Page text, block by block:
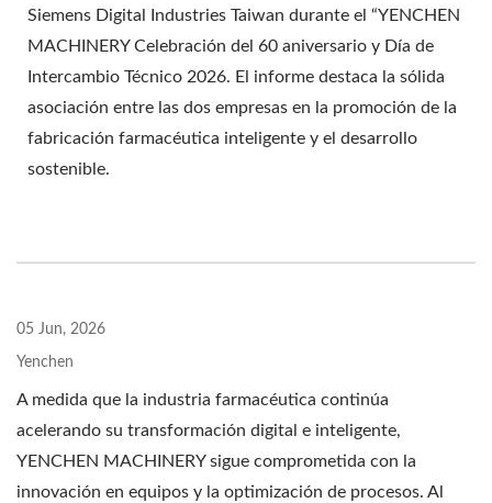
Siemens Digital Industries Taiwan durante el “YENCHEN
MACHINERY Celebración del 60 aniversario y Día de
Intercambio Técnico 2026. El informe destaca la sólida
asociación entre las dos empresas en la promoción de la
fabricación farmacéutica inteligente y el desarrollo
sostenible.
05 Jun, 2026
Yenchen
A medida que la industria farmacéutica continúa
acelerando su transformación digital e inteligente,
YENCHEN MACHINERY sigue comprometida con la
innovación en equipos y la optimización de procesos. Al